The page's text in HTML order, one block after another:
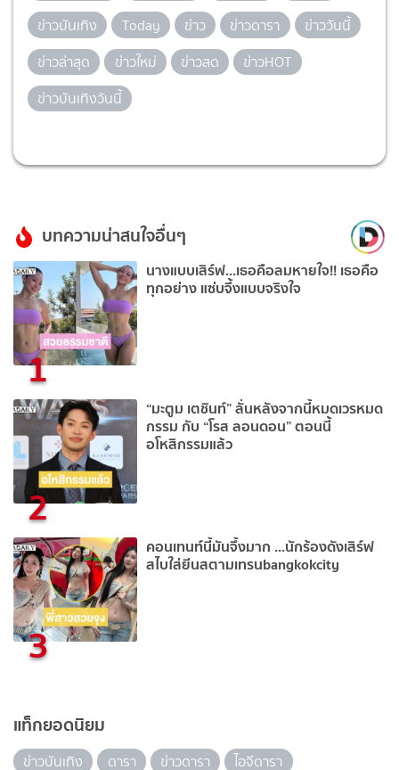
ข่าวบันเทิง
Today ข่าว ข่าวดารา
ข่าววันนี้
ข่าวล่าสุด
ข่าวใหม่ ข่าวสด
ข่าวHOT
ข่าวบันเทิงวันนี้
บทความน่าสนใจอื่นๆ
1
นางแบบเสิร์ฟ...เธอคือลมหายใจ!! เธอคือ
ทุกอย่าง แซ่บจึ้งแบบจริงใจ
2
“มะตูม เตชินท์” ลั่นหลังจากนี้หมดเวรหมด
กรรม กับ “โรส ลอนดอน” ตอนนี้
อโหสิกรรมแล้ว
3
คอนเทนท์นี้มันจึ้งมาก ...นักร้องดังเสิร์ฟ
สไบใส่ยีนสตามเทรนbangkokcity
แท็กยอดนิยม
ข่าวบันเทิง ดารา ข่าวดารา
ไอจีดารา